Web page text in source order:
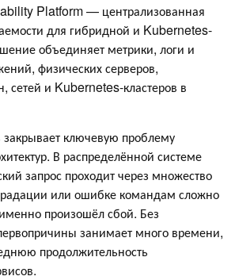
Platform — централизованная
для гибридной и Kubernetes-
объединяет метрики, логи и
физических серверов,
сетей и Kubernetes-кластеров в
ключевую проблему
В распределённой системе
запрос проходит через множество
или ошибке командам сложно
произошёл сбой. Без
занимает много времени,
продолжительность